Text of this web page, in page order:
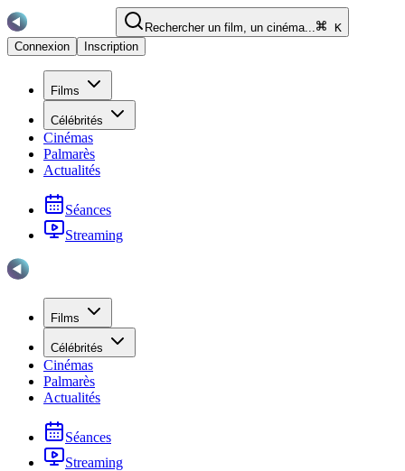
Rechercher un film, un cinéma...
K
Connexion
Inscription
Films
Célébrités
Cinémas
Palmarès
Actualités
Séances
Streaming
Films
Célébrités
Cinémas
Palmarès
Actualités
Séances
Streaming